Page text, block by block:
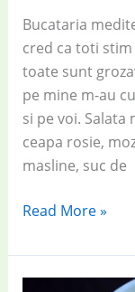
Bucataria
cred ca toti
toate sunt
pe mine m-au
si pe voi.
ceapa rosie,
masline, suc de
7
mediteraneene
care
Read More »